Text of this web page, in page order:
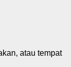
atau tempat